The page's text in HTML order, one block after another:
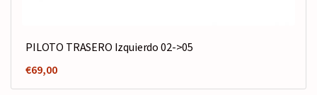
PILOTO TRASERO Izquierdo 02->05
€69,00